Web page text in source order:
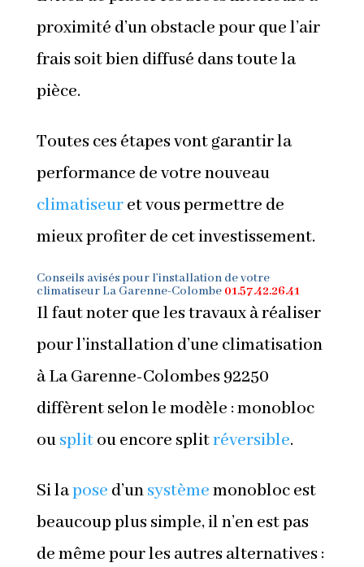
proximité d’un obstacle pour que l’air
frais soit bien diffusé dans toute la
pièce.
Toutes ces étapes vont garantir la
performance de votre nouveau
climatiseuret vous permettre de
mieux profiter de cet investissement.
Conseils avisés pour l’installation de votre
climatiseurLa Garenne-Colombe 01.57.42.26.41
Il faut noter que les travaux à réaliser
pour l’installation d’une climatisation
à La Garenne-Colombes 92250
diffèrent selon le modèle : monobloc
ousplitou encore splitréversible.
Si lapose d’unsystèmemonobloc est
beaucoup plus simple, il n’en est pas
de même pour les autres alternatives :